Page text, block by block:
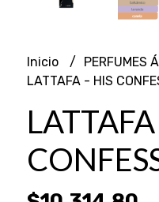
Inicio PERFUMES
LATTAFA - HIS